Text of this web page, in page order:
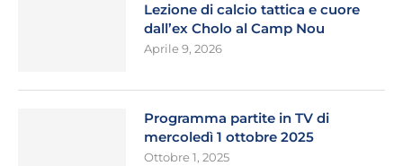
Lezione di calcio tattica e cuore
dall’ex Cholo al Camp Nou
Aprile 9, 2026
Programma partite in TV di
mercoledì 1 ottobre 2025
Ottobre 1, 2025